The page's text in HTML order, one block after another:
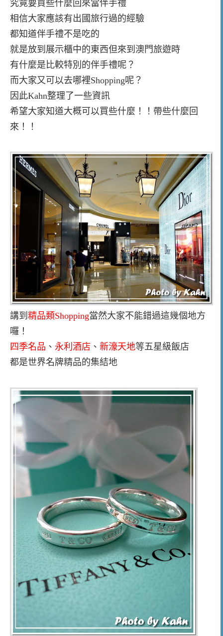
究竟要買些什麼回來當伴手禮
相信大家應該有出國旅行過的經驗
都知道伴手禮不是吃的
就是放到展示櫃中的東西但來到澳門旅遊時
有什麼是比較特別的伴手禮呢？
而大家又可以去哪裡Shopping呢？
因此Kahn整理了一些資訊
希望大家知道大概可以買些什麼！！帶些什麼回
來！！
講到 精品類Shopping當然大家不能錯過這幾個地方
囉！
四季名品 、 永利酒店 、 新濠天地等五星級飯店
都是世界名牌精品的集結地